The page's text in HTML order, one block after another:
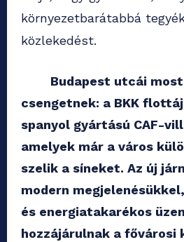
környezetbarátabbá
közlekedést.
Budapest utcái
csengetnek: a BKK
spanyol gyártású CAF-
amelyek már a város
szelik a síneket. Az új
modern
és energiatakarékos
hozzájárulnak a fővárosi